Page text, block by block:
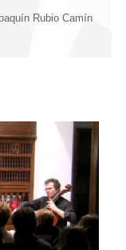
Rubio Camín